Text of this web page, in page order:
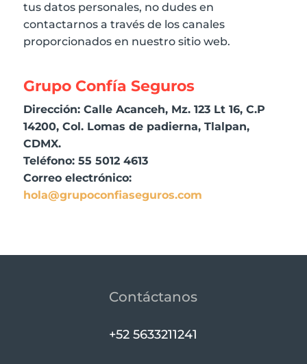
tus datos personales, no dudes en
contactarnos a través de los canales
proporcionados en nuestro sitio web.
Grupo Confía Seguros
Dirección: Calle Acanceh, Mz. 123 Lt 16, C.P
14200, Col. Lomas de padierna, Tlalpan,
CDMX.
Teléfono: 55 5012 4613
Correo electrónico:
hola@grupoconfiaseguros.com
Contáctanos
+52 5633211241